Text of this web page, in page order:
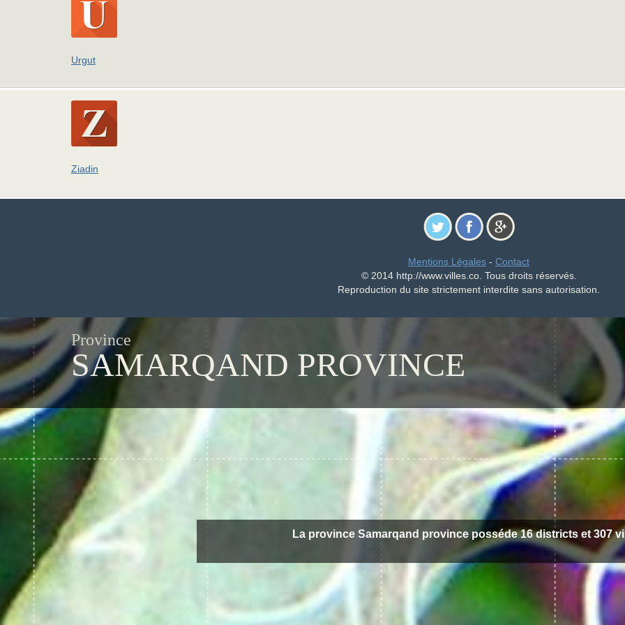
Urgut
Ziadin
Mentions Légales - Contact
© 2014 http://www.villes.co. Tous droits réservés.
Reproduction du site strictement interdite sans autorisation.
Province
SAMARQAND PROVINCE
La province Samarqand province posséde 16 districts et 307